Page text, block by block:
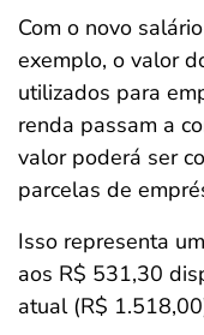
Com o novo
exemplo, o valor
utilizados para
renda passam a
valor poderá ser
parcelas de
Isso representa
aos R$ 531,30
atual (R$